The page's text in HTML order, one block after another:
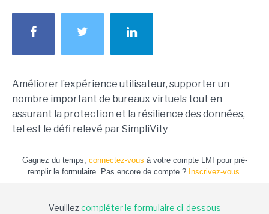
Améliorer l’expérience utilisateur, supporter un
nombre important de bureaux virtuels tout en
assurant la protection et la résilience des données,
tel est le défi relevé par SimpliVity
Gagnez du temps, connectez-vous à votre compte LMI pour pré-
remplir le formulaire. Pas encore de compte ? Inscrivez-vous.
Veuillezcompléter le formulaire ci-dessous